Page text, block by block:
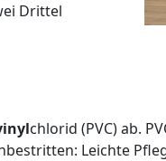
Drittel
chlorid (PVC) ab.
Leichte